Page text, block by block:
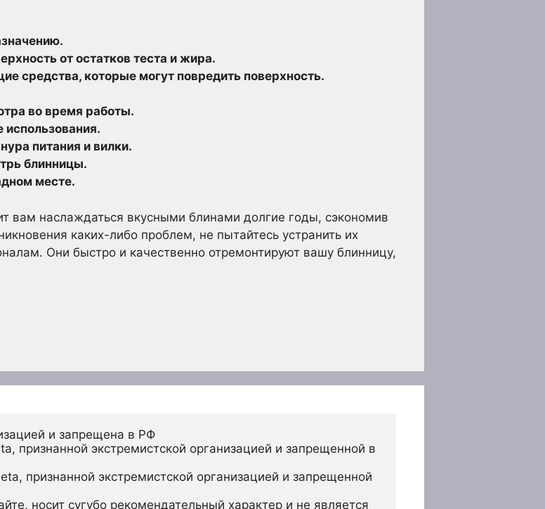
от остатков теста и жира.
средства, которые могут повредить поверхность.
во время работы.
использования.
питания и вилки.
блинницы.
месте.
вам наслаждаться вкусными блинами долгие годы, сэкономив
каких-либо проблем, не пытайтесь устранить их
Они быстро и качественно отремонтируют вашу блинницу,
и запрещена в РФ
признанной экстремистской организацией и запрещенной в
признанной экстремистской организацией и запрещенной
носит сугубо рекомендательный характер и не является